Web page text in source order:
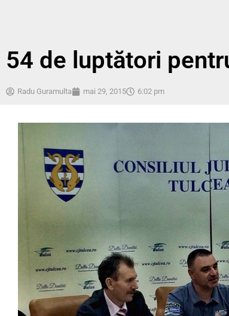
54 de luptători
Radu Guramulta mai 29, 2015 6:02 pm